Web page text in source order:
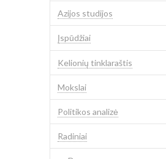
Azijos studijos
Įspūdžiai
Kelionių tinklaraštis
Mokslai
Politikos analizė
Radiniai